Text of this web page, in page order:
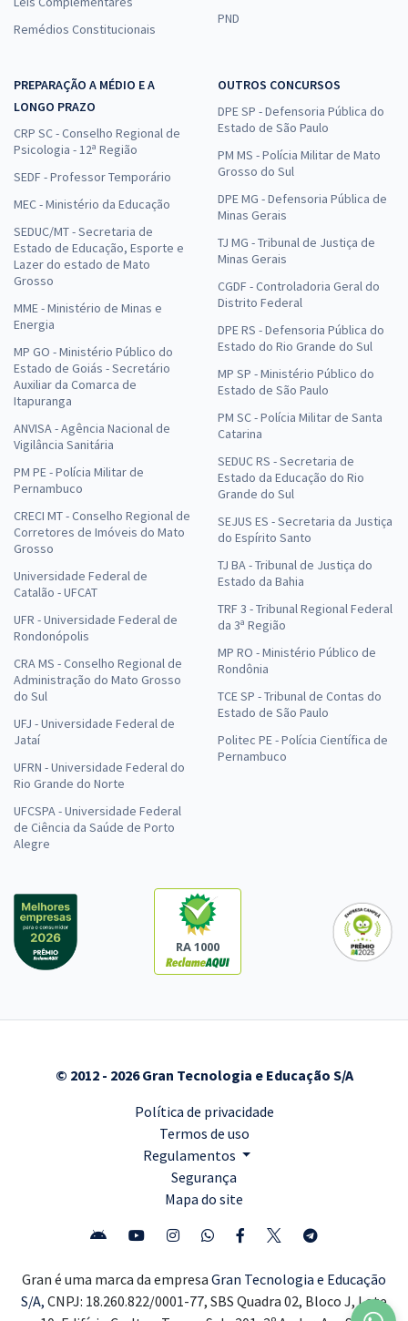
Remédios Constitucionais
PND
PREPARAÇÃO A MÉDIO E A
LONGO PRAZO
CRP SC - Conselho Regional de
Psicologia - 12ª Região
SEDF - Professor Temporário
MEC - Ministério da Educação
SEDUC/MT - Secretaria de
Estado de Educação, Esporte e
Lazer do estado de Mato
Grosso
MME - Ministério de Minas e
Energia
MP GO - Ministério Público do
Estado de Goiás - Secretário
Auxiliar da Comarca de
Itapuranga
ANVISA - Agência Nacional de
Vigilância Sanitária
PM PE - Polícia Militar de
Pernambuco
CRECI MT - Conselho Regional de
Corretores de Imóveis do Mato
Grosso
Universidade Federal de
Catalão - UFCAT
UFR - Universidade Federal de
Rondonópolis
CRA MS - Conselho Regional de
Administração do Mato Grosso
do Sul
UFJ - Universidade Federal de
Jataí
UFRN - Universidade Federal do
Rio Grande do Norte
UFCSPA - Universidade Federal
de Ciência da Saúde de Porto
Alegre
OUTROS CONCURSOS
DPE SP - Defensoria Pública do
Estado de São Paulo
PM MS - Polícia Militar de Mato
Grosso do Sul
DPE MG - Defensoria Pública de
Minas Gerais
TJ MG - Tribunal de Justiça de
Minas Gerais
CGDF - Controladoria Geral do
Distrito Federal
DPE RS - Defensoria Pública do
Estado do Rio Grande do Sul
MP SP - Ministério Público do
Estado de São Paulo
PM SC - Polícia Militar de Santa
Catarina
SEDUC RS - Secretaria de
Estado da Educação do Rio
Grande do Sul
SEJUS ES - Secretaria da Justiça
do Espírito Santo
TJ BA - Tribunal de Justiça do
Estado da Bahia
TRF 3 - Tribunal Regional Federal
da 3ª Região
MP RO - Ministério Público de
Rondônia
TCE SP - Tribunal de Contas do
Estado de São Paulo
Politec PE - Polícia Científica de
Pernambuco
RA 1000
© 2012 - 2026 Gran Tecnologia e Educação S/A
Política de privacidade
Termos de uso
Regulamentos
Segurança
Mapa do site
Gran é uma marca da empresa Gran Tecnologia e Educação
S/A, CNPJ: 18.260.822/0001-77, SBS Quadra 02, Bloco J, Lote